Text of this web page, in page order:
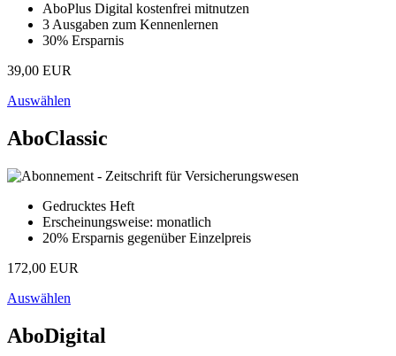
AboPlus Digital kostenfrei mitnutzen
3 Ausgaben zum Kennenlernen
30% Ersparnis
39,00 EUR
Auswählen
AboClassic
Gedrucktes Heft
Erscheinungsweise: monatlich
20% Ersparnis gegenüber Einzelpreis
172,00 EUR
Auswählen
AboDigital